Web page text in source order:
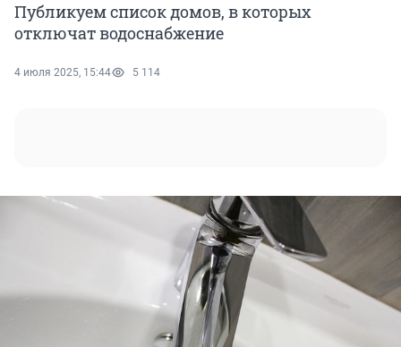
Публикуем список домов, в которых
отключат водоснабжение
4 июля 2025, 15:44 5 114